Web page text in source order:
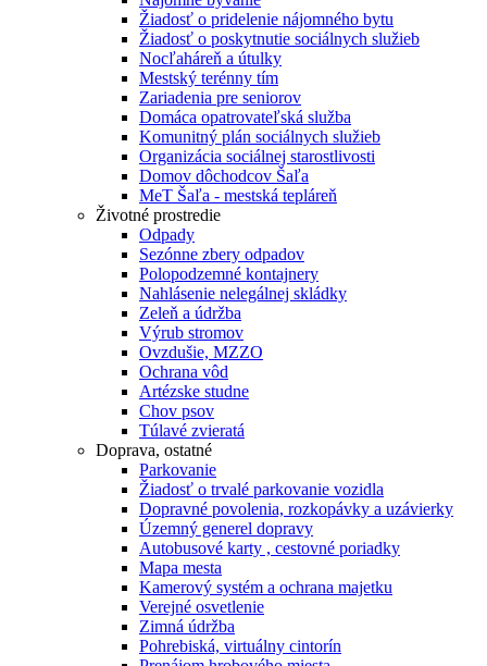
Žiadosť o pridelenie nájomného bytu
Žiadosť o poskytnutie sociálnych služieb
Nocľaháreň a útulky
Mestský terénny tím
Zariadenia pre seniorov
Domáca opatrovateľská služba
Komunitný plán sociálnych služieb
Organizácia sociálnej starostlivosti
Domov dôchodcov Šaľa
MeT Šaľa - mestská tepláreň
Životné prostredie
Odpady
Sezónne zbery odpadov
Polopodzemné kontajnery
Nahlásenie nelegálnej skládky
Zeleň a údržba
Výrub stromov
Ovzdušie, MZZO
Ochrana vôd
Artézske studne
Chov psov
Túlavé zvieratá
Doprava, ostatné
Parkovanie
Žiadosť o trvalé parkovanie vozidla
Dopravné povolenia, rozkopávky a uzávierky
Územný generel dopravy
Autobusové karty , cestovné poriadky
Mapa mesta
Kamerový systém a ochrana majetku
Verejné osvetlenie
Zimná údržba
Pohrebiská, virtuálny cintorín